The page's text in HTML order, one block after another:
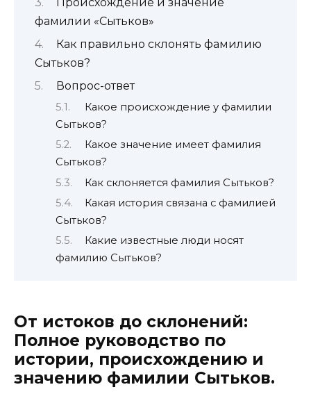
фамилии «Сытьков»
Как правильно склонять фамилию
Сытьков?
Вопрос-ответ
Какое происхождение у фамилии
Сытьков?
Какое значение имеет фамилия
Сытьков?
Как склоняется фамилия Сытьков?
Какая история связана с фамилией
Сытьков?
Какие известные люди носят
фамилию Сытьков?
От истоков до склонений:
Полное руководство по
истории, происхождению и
значению фамилии Сытьков.